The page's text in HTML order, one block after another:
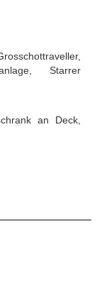
Starrer
an Deck,